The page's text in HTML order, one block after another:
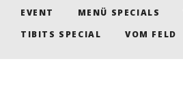
EVENT
MENÜ SPECIALS
TIBITS SPECIAL
VOM FELD